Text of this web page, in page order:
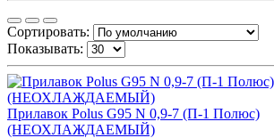
Сортировать:
Показывать:
Прилавок Polus G95 N 0,9-7 (П-1 Полюс)
(НЕОХЛАЖДАЕМЫЙ)